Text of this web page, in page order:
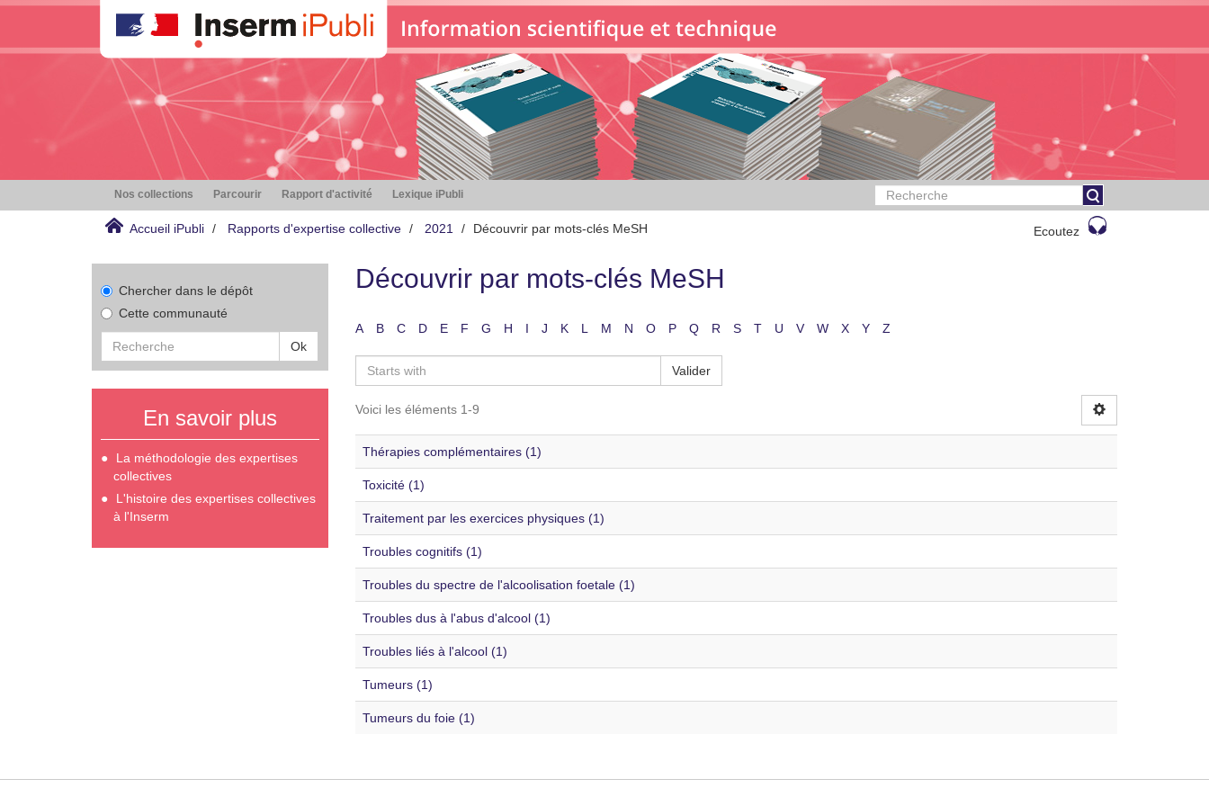
Nos collections Parcourir Rapport d'activité Lexique iPubli
Accueil iPubli Rapports d'expertise collective 2021 Découvrir par mots-clés MeSH Ecoutez
Chercher dans le dépôt
Cette communauté
Ok
En savoir plus
La méthodologie des expertises
collectives
L'histoire des expertises collectives
à l'Inserm
Découvrir par mots-clés MeSH
A B C D E F G H I J K L M N O P Q R S T U V W X Y Z
Valider
Voici les éléments 1-9
Thérapies complémentaires (1)
Toxicité (1)
Traitement par les exercices physiques (1)
Troubles cognitifs (1)
Troubles du spectre de l'alcoolisation foetale (1)
Troubles dus à l'abus d'alcool (1)
Troubles liés à l'alcool (1)
Tumeurs (1)
Tumeurs du foie (1)